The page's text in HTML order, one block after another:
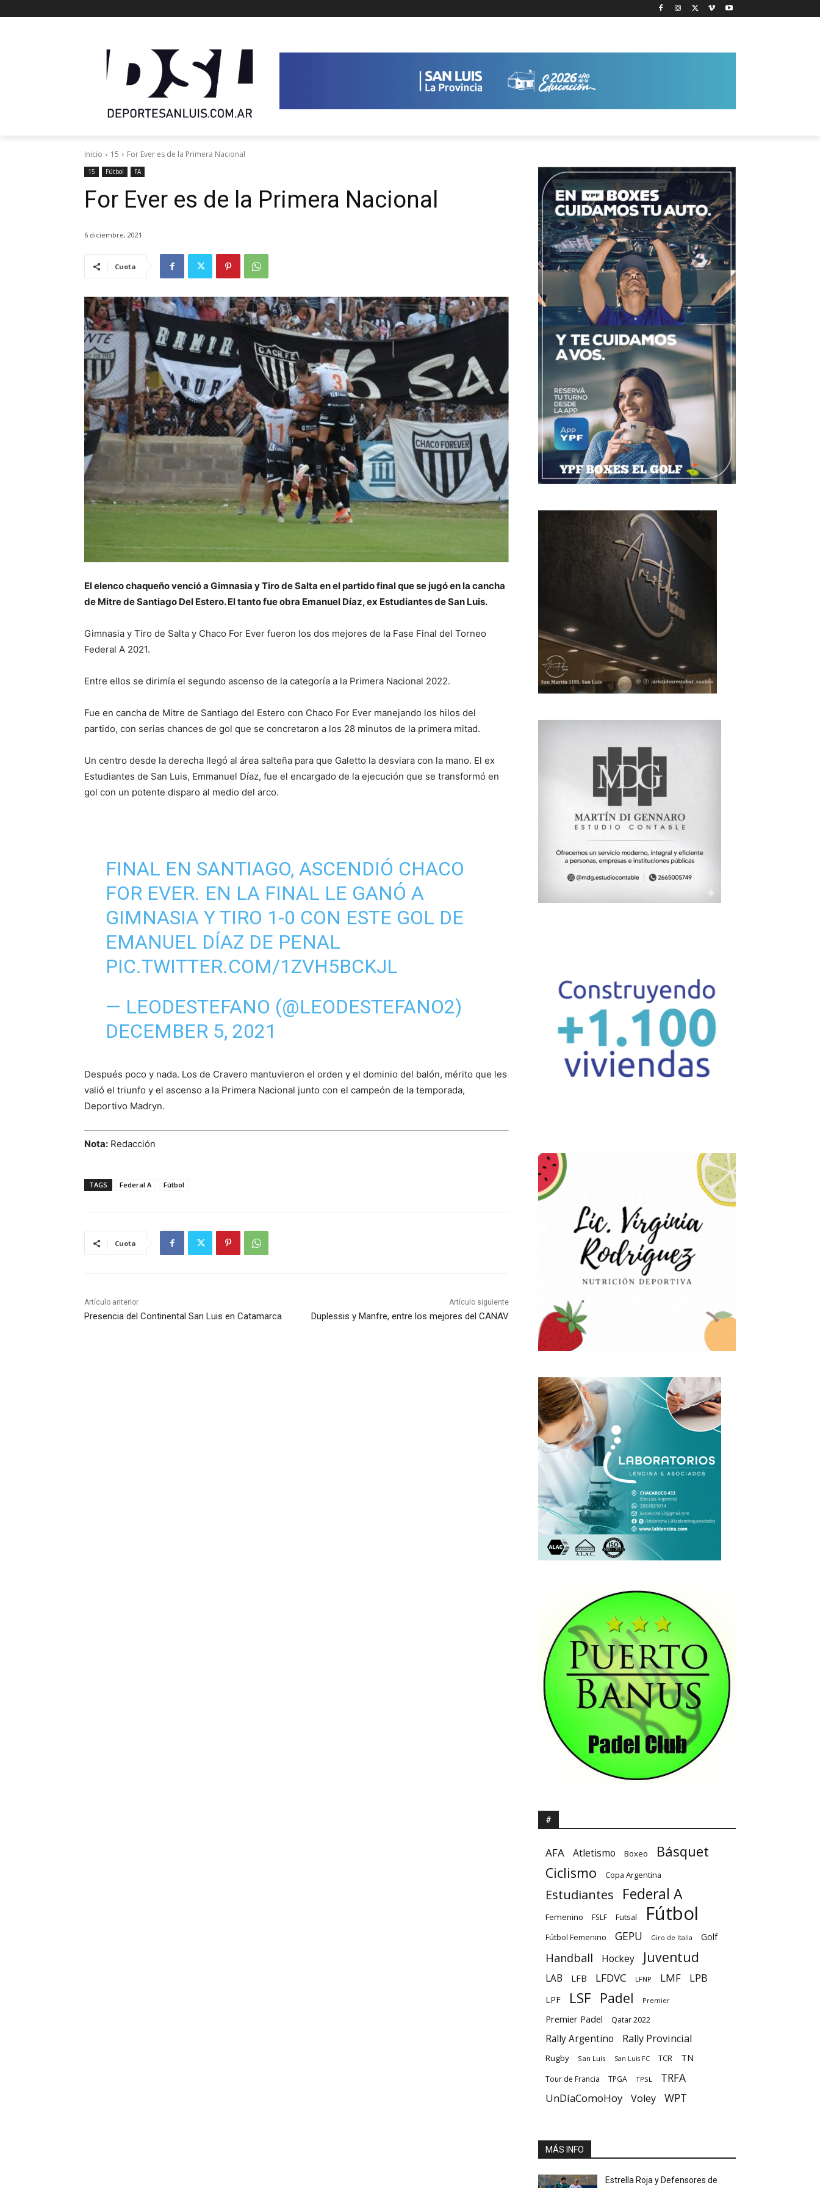
Inicio 15 For Ever es de la Primera Nacional
15 Fútbol FA
For Ever es de la Primera Nacional
6 diciembre, 2021
Cuota
El elenco chaqueño venció a Gimnasia y Tiro de Salta en el partido final que se jugó en la cancha
de Mitre de Santiago Del Estero. El tanto fue obra Emanuel Díaz, ex Estudiantes de San Luis.
Gimnasia y Tiro de Salta y Chaco For Ever fueron los dos mejores de la Fase Final del Torneo
Federal A 2021.
Entre ellos se dirimía el segundo ascenso de la categoría a la Primera Nacional 2022.
Fue en cancha de Mitre de Santiago del Estero con Chaco For Ever manejando los hilos del
partido, con serias chances de gol que se concretaron a los 28 minutos de la primera mitad.
Un centro desde la derecha llegó al área salteña para que Galetto la desviara con la mano. El ex
Estudiantes de San Luis, Emmanuel Díaz, fue el encargado de la ejecución que se transformó en
gol con un potente disparo al medio del arco.
FINAL EN SANTIAGO, ASCENDIÓ CHACO
FOR EVER. EN LA FINAL LE GANÓ A
GIMNASIA Y TIRO 1-0 CON ESTE GOL DE
EMANUEL DÍAZ DE PENAL
PIC.TWITTER.COM/1ZVH5BCKJL
— LEODESTEFANO (@LEODESTEFANO2)
DECEMBER 5, 2021
Después poco y nada. Los de Cravero mantuvieron el orden y el dominio del balón, mérito que les
valió el triunfo y el ascenso a la Primera Nacional junto con el campeón de la temporada,
Deportivo Madryn.
Nota: Redacción
TAGS Federal A Fútbol
Cuota
Artículo anterior
Presencia del Continental San Luis en Catamarca
Artículo siguiente
Duplessis y Manfre, entre los mejores del CANAV
#
AFA Atletismo Boxeo Básquet
Ciclismo Copa Argentina
Estudiantes Federal A
Femenino FSLF Futsal Fútbol
Fútbol Femenino GEPU Giro de Italia Golf
Handball Hockey Juventud
LAB LFB LFDVC LFNP LMF LPB
LPF LSF Padel Premier
Premier Padel Qatar 2022
Rally Argentino Rally Provincial
Rugby San Luis San Luis FC TCR TN
Tour de Francia TPGA TPSL TRFA
UnDíaComoHoy Voley WPT
MÁS INFO
Estrella Roja y Defensores de